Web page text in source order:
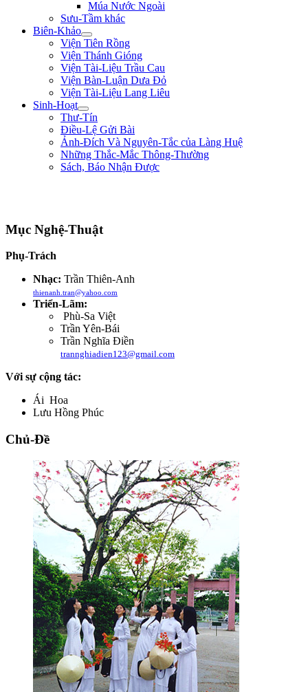
Múa Nước Ngoài
Sưu-Tầm khác
Biên-Khảo
Viện Tiên Rồng
Viện Thánh Gióng
Viện Tài-Liệu Trầu Cau
Viện Bàn-Luận Dưa Đỏ
Viện Tài-Liệu Lang Liêu
Sinh-Hoạt
Thư-Tín
Điều-Lệ Gửi Bài
Ảnh-Đích Và Nguyên-Tắc của Làng Huệ
Những Thắc-Mắc Thông-Thường
Sách, Báo Nhận Được
Mục Nghệ-Thuật
Phụ-Trách
Nhạc: Trần Thiên-Anh
thienanh.tran@yahoo.com
Triển-Lãm:
Phù-Sa Việt
Trần Yên-Bái
Trần Nghĩa Điền
trannghiadien123@gmail.com
Với sự cộng tác:
Ái Hoa
Lưu Hồng Phúc
Chủ-Đề